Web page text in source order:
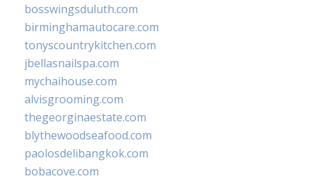
bosswingsduluth.com
birminghamautocare.com
tonyscountrykitchen.com
jbellasnailspa.com
mychaihouse.com
alvisgrooming.com
thegeorginaestate.com
blythewoodseafood.com
paolosdelibangkok.com
bobacove.com